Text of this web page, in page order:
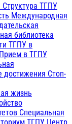
Структура ТГПУ
Международная
библиотека
ТГПУ в
Прием в ТГПУ
достижения Стоп-
жизнь
Специальная